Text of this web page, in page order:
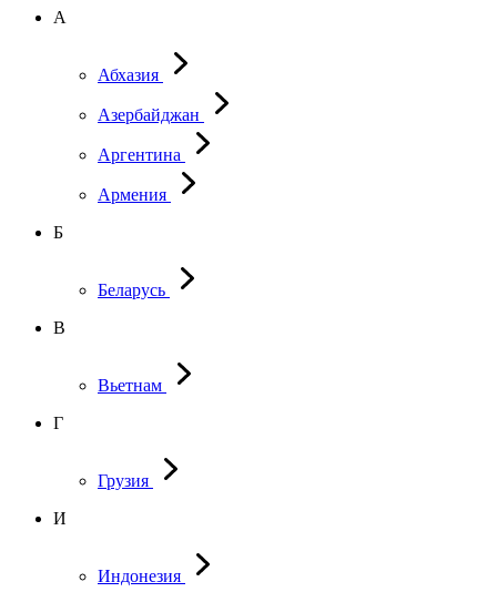
А
Абхазия
Азербайджан
Аргентина
Армения
Б
Беларусь
В
Вьетнам
Г
Грузия
И
Индонезия